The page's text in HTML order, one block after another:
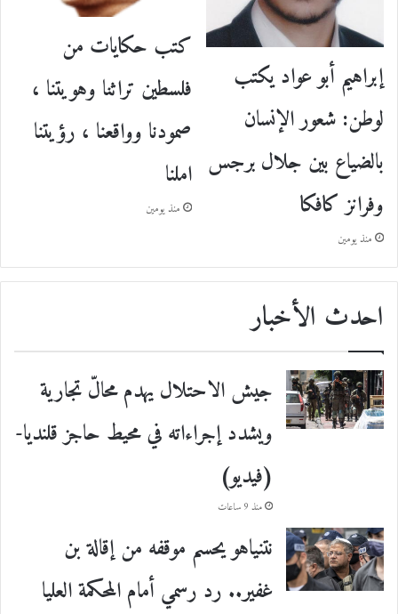
إبراهيم أبو عواد يكتب
لوطن: شعور الإنسان
بالضياع بين جلال برجس
وفرانز كافكا
منذ يومين
كتب حكايات من
فلسطين تراثنا وهويتنا ،
صمودنا وواقعنا ، رؤيتنا
املنا
منذ يومين
احدث الأخبار
جيش الاحتلال يهدم محالّ تجارية
ويشدد إجراءاته في محيط حاجز قلنديا-
(فيديو)
منذ 9 ساعات
نتنياهو يحسم موقفه من إقالة بن
غفير.. رد رسمي أمام المحكمة العليا